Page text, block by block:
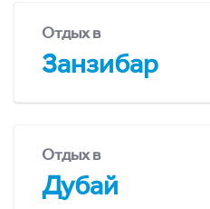
Отдых в
Занзибар
Отдых в
Дубай